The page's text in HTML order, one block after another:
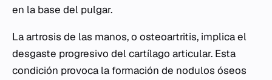
en la base del pulgar.
La artrosis de las manos, o osteoartritis, implica el
desgaste progresivo del cartílago articular. Esta
condición provoca la formación de nodulos óseos